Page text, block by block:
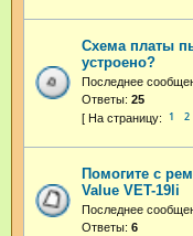
Схема платы
устроено?
Последнее
Ответы: 25
1 2
Помогите с
Value VET-19li
Последнее
Ответы: 6